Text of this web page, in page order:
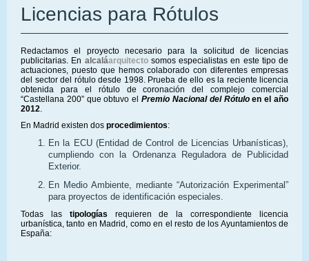
Licencias para Rótulos
Redactamos el proyecto necesario para la solicitud de licencias
publicitarias. En alcaláarquitecto somos especialistas en este tipo de
actuaciones, puesto que hemos colaborado con diferentes empresas
del sector del rótulo desde 1998. Prueba de ello es la reciente licencia
obtenida para el rótulo de coronación del complejo comercial
“Castellana 200” que obtuvo elPremio Nacional del Rótuloen el año
2012.
En Madrid existen dos procedimientos:
En la ECU (Entidad de Control de Licencias Urbanísticas),
cumpliendo con la Ordenanza Reguladora de Publicidad
Exterior.
En Medio Ambiente, mediante “Autorización Experimental”
para proyectos de identificación especiales.
Todas las tipologías requieren de la correspondiente licencia
urbanística, tanto en Madrid, como en el resto de los Ayuntamientos de
España: